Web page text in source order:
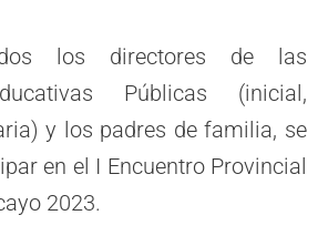
los directores de las
Públicas (inicial,
y los padres de familia, se
en el I Encuentro Provincial
2023.